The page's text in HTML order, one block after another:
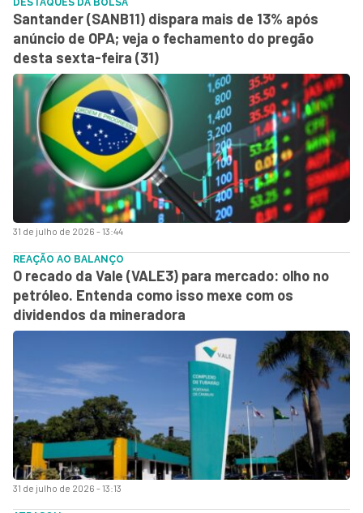
31 de julho de 2026 - 13:44
DESTAQUES DA BOLSA
Santander (SANB11) dispara mais de 13% após
anúncio de OPA; veja o fechamento do pregão
desta sexta-feira (31)
31 de julho de 2026 - 13:13
REAÇÃO AO BALANÇO
O recado da Vale (VALE3) para mercado: olho no
petróleo. Entenda como isso mexe com os
dividendos da mineradora